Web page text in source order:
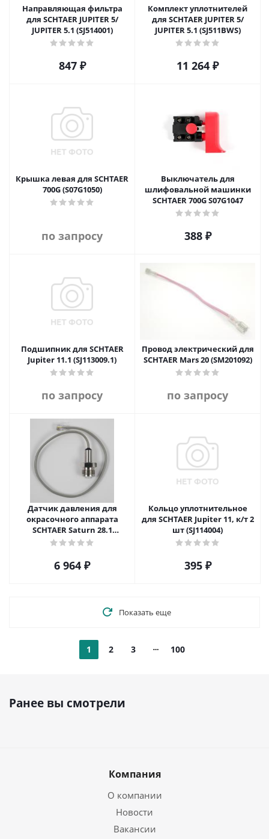
Направляющая фильтра
для SCHTAER JUPITER 5/
JUPITER 5.1 (SJ514001)
847₽
Комплект уплотнителей
для SCHTAER JUPITER 5/
JUPITER 5.1 (SJ511BWS)
11 264 ₽
Крышка левая для SCHTAER
700G (S07G1050)
по запросу
Выключатель для
шлифовальной машинки
SCHTAER 700G S07G1047
388₽
Подшипник для SCHTAER
Jupiter 11.1 (SJ113009.1)
по запросу
Провод электрический для
SCHTAER Mars 20 (SM201092)
по запросу
Датчик давления для
окрасочного аппарата
SCHTAER Saturn 28.1
SS285001.1
6 964 ₽
Кольцо уплотнительное
для SCHTAER Jupiter 11, к/т 2
шт (SJ114004)
395₽
Показать еще
1 2 3 100
Ранее вы смотрели
Компания
О компании
Новости
Вакансии